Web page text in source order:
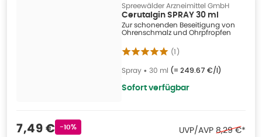
Spreewälder Arzneimittel GmbH
Cerutalgin SPRAY 30 ml
Zur schonenden Beseitigung von
Ohrenschmalz und Ohrpfropfen
(1)
Spray • 30 ml (= 249.67 €/l)
Sofort verfügbar
Verkaufspreis
7,49 €Rabattstempel
-10% UVP/AVP Ehemaliger
8,29 €*